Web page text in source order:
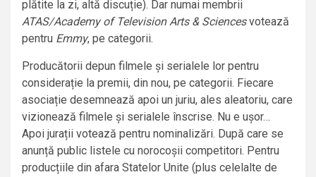
plătite la zi, altă discuție). Dar numai membrii
ATAS/Academy of Television Arts & Sciencesvotează
pentru Emmy, pe categorii.
Producătorii depun filmele și serialele lor pentru
considerație la premii, din nou, pe categorii. Fiecare
asociație desemnează apoi un juriu, ales aleatoriu, care
vizionează filmele și serialele înscrise. Nu e ușor…
Apoi jurații votează pentru nominalizări. După care se
anunță public listele cu norocoșii competitori. Pentru
producțiile din afara Statelor Unite (plus celelalte de